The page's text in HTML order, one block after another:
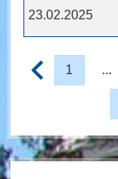
23.02.2025
1 ...